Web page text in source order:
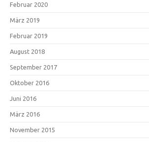
Februar 2020
März 2019
Februar 2019
August 2018
September 2017
Oktober 2016
Juni 2016
März 2016
November 2015